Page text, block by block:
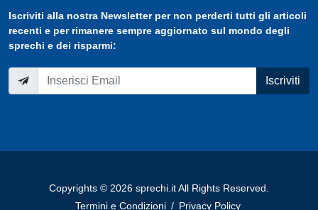
Iscriviti alla nostra Newsletterper non perderti tutti gli articoli
recenti e per rimanere sempre aggiornato sul mondo degli
sprechi e dei risparmi:
Iscriviti
Copyrights © 2026 sprechi.it All Rights Reserved.
Termini e Condizioni / Privacy Policy